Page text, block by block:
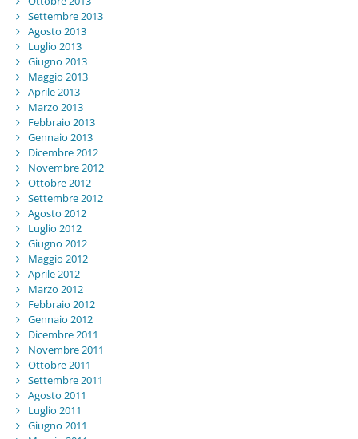
Settembre 2013
Agosto 2013
Luglio 2013
Giugno 2013
Maggio 2013
Aprile 2013
Marzo 2013
Febbraio 2013
Gennaio 2013
Dicembre 2012
Novembre 2012
Ottobre 2012
Settembre 2012
Agosto 2012
Luglio 2012
Giugno 2012
Maggio 2012
Aprile 2012
Marzo 2012
Febbraio 2012
Gennaio 2012
Dicembre 2011
Novembre 2011
Ottobre 2011
Settembre 2011
Agosto 2011
Luglio 2011
Giugno 2011